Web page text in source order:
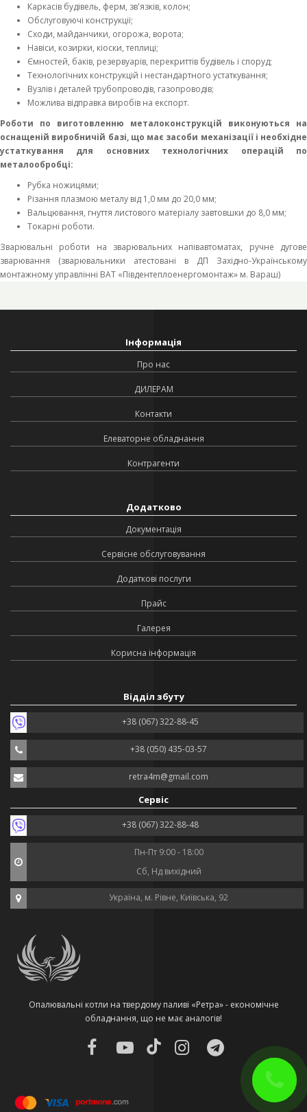
Каркасів будівель, ферм, зв'язків, колон;
Обслуговуючі конструкції;
Сходи, майданчики, огорожа, ворота;
Навіси, козирки, кіоски, теплиці;
Ємностей, баків, резервуарів, перекриттів будівель і споруд;
Технологічних конструкцій і нестандартного устаткування;
Вузлів і деталей трубопроводів, газопроводів;
Можлива відправка виробів на експорт.
Роботи по виготовленню металоконструкцій виконуються на
оснащеній виробничій базі, що має засоби механізації і необхідне
устаткування для основних технологічних операцій по
металообробці:
Рубка ножицями;
Різання плазмою металу від 1,0 мм до 20,0 мм;
Вальцювання, гнуття листового матеріалу завтовшки до 8,0 мм;
Токарні роботи.
Зварювальні роботи на зварювальних напівавтоматах, ручне дугове
зварювання (зварювальники атестовані в ДП Західно-Українському
монтажному управлінні ВАТ «Південтеплоенергомонтаж» м. Вараш)
Інформація
Про нас
ДИЛЕРАМ
Контакти
Елеваторне обладнання
Контрагенти
Додатково
Документація
Сервісне обслуговування
Додаткові послуги
Прайс
Галерея
Корисна інформація
Відділ збуту
+38 (067) 322-88-45
+38 (050) 435-03-57
retra4m@gmail.com
Сервіс
+38 (067) 322-88-48
Пн-Пт 9:00 - 18:00
Сб, Нд вихідний
Україна, м. Рівне, Київська, 92
Опалювальні котли на твердому паливі «Ретра» - економічне
обладнання, що не має аналогів!